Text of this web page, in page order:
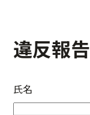
違反報告
氏名